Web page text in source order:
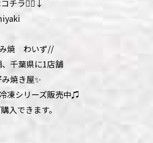
チラ💁‍♀️↓
焼 わいず//
千葉県に1店舗
焼き屋✨
凍シリーズ販売中♫
入できます。